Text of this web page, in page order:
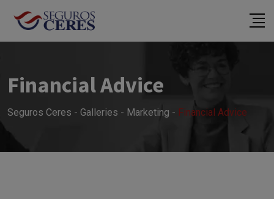
contenido
Financial Advice
Seguros Ceres - Galleries - Marketing - Financial Advice